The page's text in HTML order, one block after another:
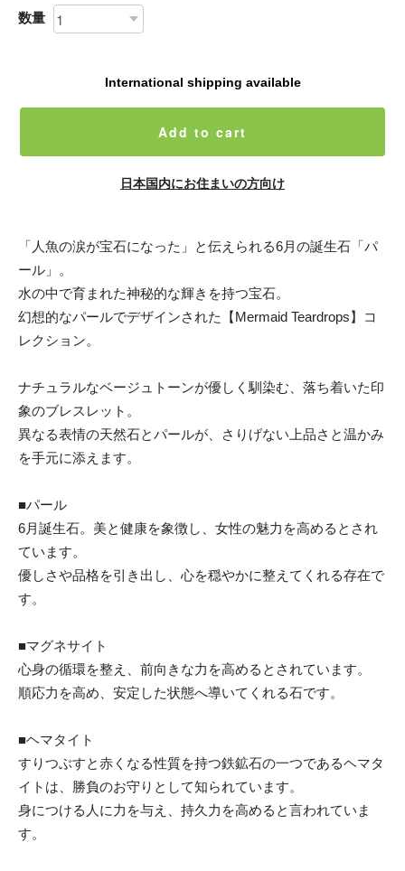
数量
International shipping available
Add to cart
日本国内にお住まいの方向け
「人魚の涙が宝石になった」と伝えられる6月の誕生石「パ
ール」。
水の中で育まれた神秘的な輝きを持つ宝石。
幻想的なパールでデザインされた【Mermaid Teardrops】コ
レクション。
ナチュラルなベージュトーンが優しく馴染む、落ち着いた印
象のブレスレット。
異なる表情の天然石とパールが、さりげない上品さと温かみ
を手元に添えます。
■パール
6月誕生石。美と健康を象徴し、女性の魅力を高めるとされ
ています。
優しさや品格を引き出し、心を穏やかに整えてくれる存在で
す。
■マグネサイト
心身の循環を整え、前向きな力を高めるとされています。
順応力を高め、安定した状態へ導いてくれる石です。
■ヘマタイト
すりつぶすと赤くなる性質を持つ鉄鉱石の一つであるヘマタ
イトは、勝負のお守りとして知られています。
身につける人に力を与え、持久力を高めると言われていま
す。